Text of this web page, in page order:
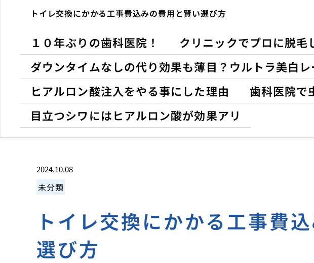
トイレ交換にかかる工事費込みの費用と賢い選び方
１０年ぶりの歯科医院！
クリニックでプロに脱毛
ダウンタイムなしの代り効果も薄目？ウルトラ美白レ
ヒアルロン酸注入をやる事にした理由
歯科医院で
目立つシワにはヒアルロン酸が効果アリ
2024.10.08
未分類
トイレ交換にかかる工事費
選び方